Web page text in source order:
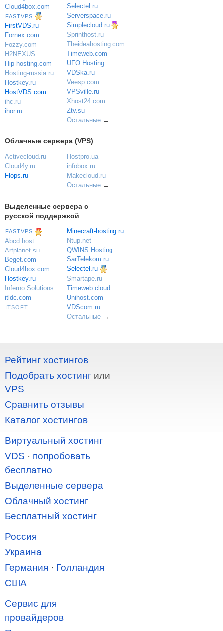
Cloud4box.com
FASTVPS
FirstVDS.ru
Fornex.com
Fozzy.com
H2NEXUS
Hip-hosting.com
Hosting-russia.ru
Hostkey.ru
HostVDS.com
ihc.ru
ihor.ru
Selectel.ru
Serverspace.ru
Simplecloud.ru
Sprinthost.ru
Theideahosting.com
Timeweb.com
UFO.Hosting
VDSka.ru
Veesp.com
VPSville.ru
Xhost24.com
Ztv.su
Остальные→
Облачные сервера (VPS)
Activecloud.ru
Cloud4y.ru
Flops.ru
Hostpro.ua
infobox.ru
Makecloud.ru
Остальные→
Выделенные сервера с
русской поддержкой
FASTVPS
Abcd.host
Artplanet.su
Beget.com
Cloud4box.com
Hostkey.ru
Inferno Solutions
itldc.com
ITSOFT
Minecraft-hosting.ru
Ntup.net
QWINS Hosting
SarTelekom.ru
Selectel.ru
Smartape.ru
Timeweb.cloud
Unihost.com
VDScom.ru
Остальные→
Рейтинг хостингов
Подобрать хостинг или
VPS
Сравнить отзывы
Каталог хостингов
Виртуальный хостинг
VDS · попробовать
бесплатно
Выделенные сервера
Облачный хостинг
Бесплатный хостинг
Россия
Украина
Германия · Голландия
США
Сервис для
провайдеров